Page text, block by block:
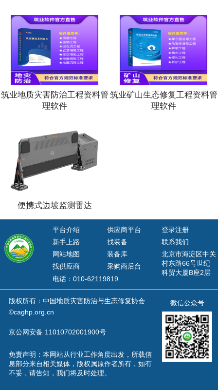
断。位移超过极值时系统发出告警通知，并自动截图
等方式通知。2.建设工程领域：通过汇川视频监控测
时远程视频在线测量，并且每天可自动生成施工现场
成像数字AID日志图，能与自动转换等比例CAD设计图
比对；在建筑成像数字AID日志图上，可量测任意尺寸
厚、层高、标高、平整度、水平度、垂直度及角点坐
据；同时建筑成像数字AID日志图可自动导入等比例
进行任意尺寸、高度、板厚、层高、标高、平整度、
创新BIM应用，构筑建设过程ABC数字孪生。
筑业地质灾害防治工程资料管
理软件
筑业矿山生态修复工程资料管
理软件
便携式边坡监测雷达
平台介绍
新手上路
网站地图
找供应商
供应商平台
找装备
装备库
采购商后台
登录注册
联系我们
北京市海淀区中关
村东路66号世纪
科贸大厦B座2层
电话：010-62119819
微信公众号
版权所有：中国地质灾害防治与生态修复协会
©caghp.org.cn
京公网安备 11010702001900号
免责声明：本网站从行业工作角度出发，所载信
息部分来自相关媒体，版权属原作者所有，如有
不妥，请告知，我们将及时处理。